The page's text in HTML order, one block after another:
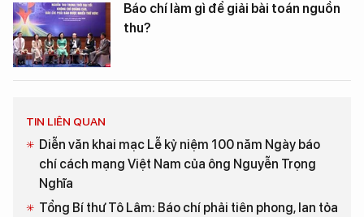
Báo chí làm gì để giải bài toán nguồn
thu?
TIN LIÊN QUAN
Diễn văn khai mạc Lễ kỷ niệm 100 năm Ngày báo
chí cách mạng Việt Nam của ông Nguyễn Trọng
Nghĩa
Tổng Bí thư Tô Lâm: Báo chí phải tiên phong, lan tỏa